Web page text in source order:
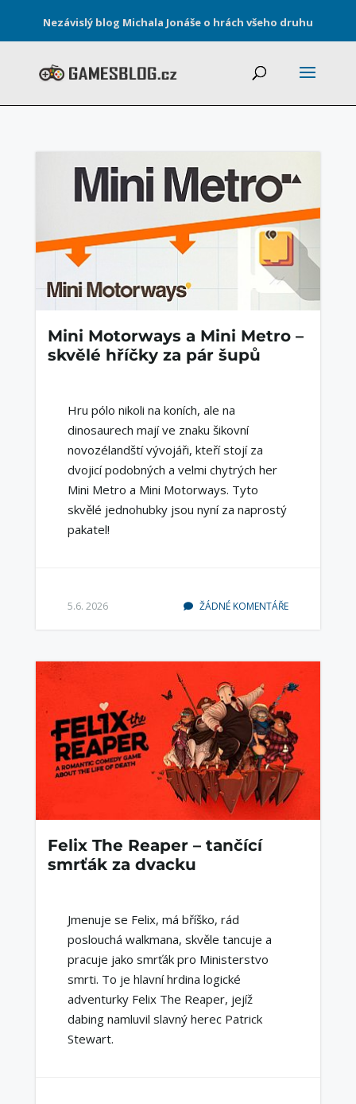
Nezávislý blog Michala Jonáše o hrách všeho druhu
Mini Motorways a Mini Metro –
skvělé hříčky za pár šupů
Hru pólo nikoli na koních, ale na
dinosaurech mají ve znaku šikovní
novozélandští vývojáři, kteří stojí za
dvojicí podobných a velmi chytrých her
Mini Metro a Mini Motorways. Tyto
skvělé jednohubky jsou nyní za naprostý
pakatel!
5.6. 2026 ŽÁDNÉ KOMENTÁŘE
Felix The Reaper – tančící
smrťák za dvacku
Jmenuje se Felix, má bříško, rád
poslouchá walkmana, skvěle tancuje a
pracuje jako smrťák pro Ministerstvo
smrti. To je hlavní hrdina logické
adventurky Felix The Reaper, jejíž
dabing namluvil slavný herec Patrick
Stewart.